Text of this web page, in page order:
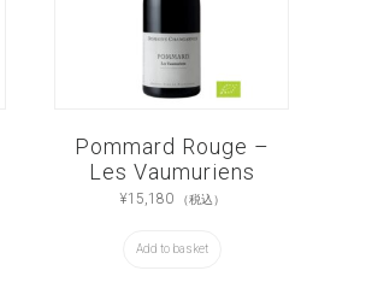
Pommard Rouge –
Les Vaumuriens
¥15,180 （税込）
Add to basket